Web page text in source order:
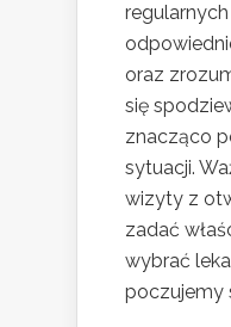
oraz
się
znacząco
sytuacji.
wizyty z
zadać
wybrać
poczujemy